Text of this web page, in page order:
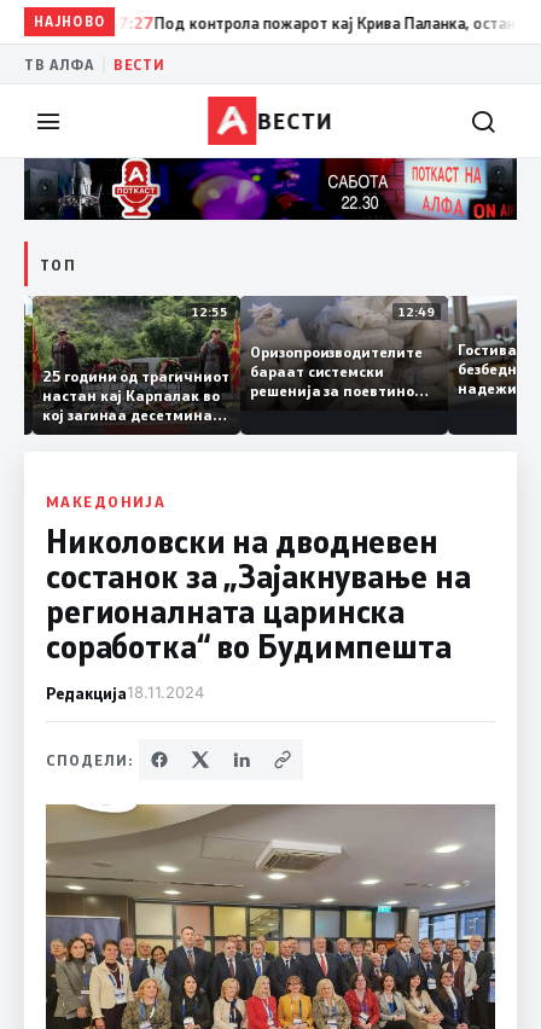
НАЈНОВО
07:27 Под контрола пожарот кај Крива Паланка, останатите се
ТВ АЛФА ВЕСТИ
ВЕСТИ
ТОП
13:04 12:55
25 години од трагичниот
настан кај Карпалак во
кој загинаа десетмина
македонски бранители
12:49
Оризопроизводителите
бараат системски
решенија за поевтино
производство
МАКЕДОНИЈА
Николовски на дводневен
состанок за „Зајакнување на
регионалната царинска
соработка“ во Будимпешта
Редакција18.11.2024
СПОДЕЛИ: